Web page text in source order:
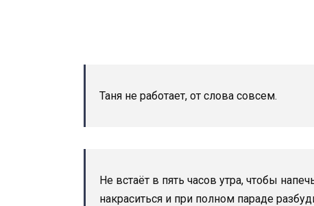
Таня не работает, от слова совсем.
Не встаёт в пять часов утра, чтобы
накраситься и при полном параде